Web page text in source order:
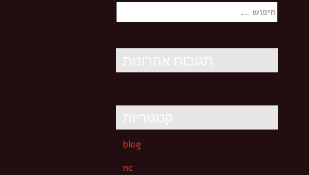
חיפוש:
תגובות אחרונות
קטגוריות
blog
nc